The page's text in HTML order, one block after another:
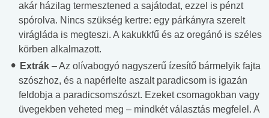
akár házilag termesztened a sajátodat, ezzel is pénzt
spórolva. Nincs szükség kertre: egy párkányra szerelt
virágláda is megteszi. A kakukkfű és az oregánó is széles
körben alkalmazott.
Extrák – Az olívabogyó nagyszerű ízesítő bármelyik fajta
szószhoz, és a napérlelte aszalt paradicsom is igazán
feldobja a paradicsomszószt. Ezeket csomagokban vagy
üvegekben veheted meg – mindkét választás megfelel. A